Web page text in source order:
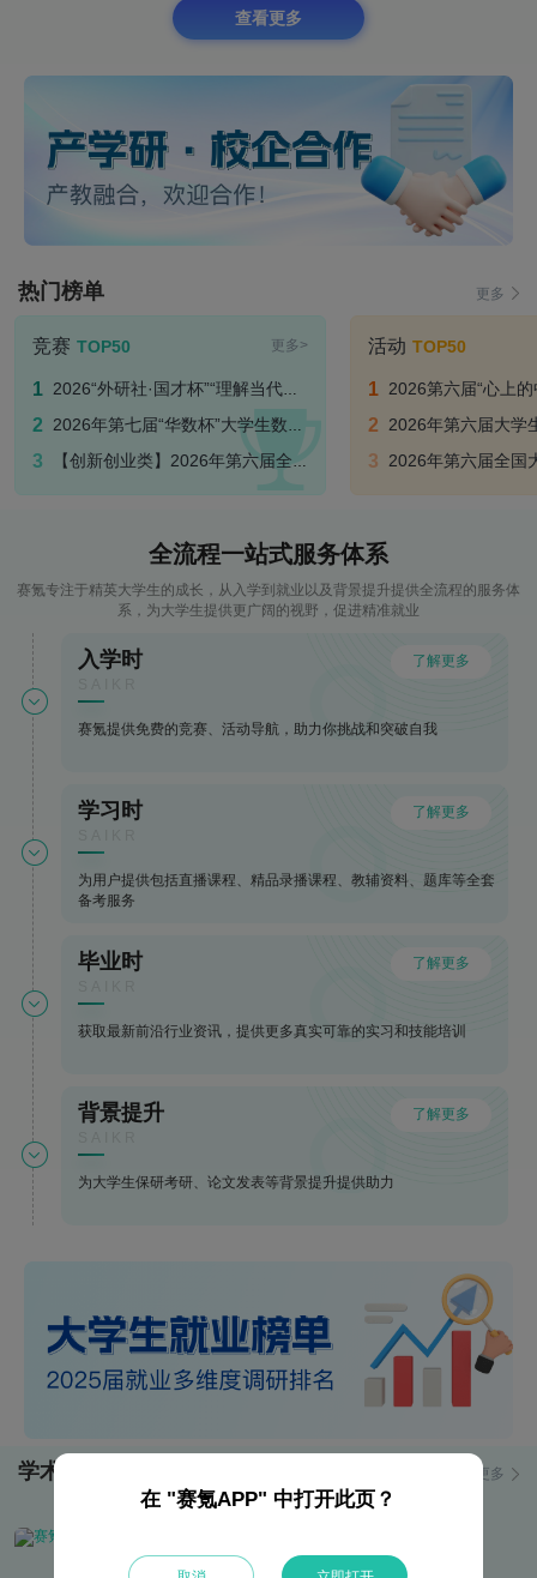
查看更多
热门榜单 更多
竞赛 TOP50 更多>
2026“外研社·国才杯”“理解当代中国” 外语能力公开赛
2026年第七届“华数杯”大学生数学建模竞赛
【创新创业类】2026年第六届全国大学生技术创新创业大赛-国赛
活动 TOP50
2026第六届“心上的中国” 全国
2026年第六届大学生生态环境保
2026年第六届全国大学生技
全流程一站式服务体系
赛氪专注于精英大学生的成长，从入学到就业以及背景提升提供全流程的服务体
系，为大学生提供更广阔的视野，促进精准就业
入学时
赛氪提供免费的竞赛、活动导航，助力你挑战和突破自我
了解更多
学习时
为用户提供包括直播课程、精品录播课程、教辅资料、题库等全套
备考服务
了解更多
毕业时
获取最新前沿行业资讯，提供更多真实可靠的实习和技能培训
了解更多
背景提升
为大学生保研考研、论文发表等背景提升提供助力
了解更多
学术资讯
更多
洞察前沿动态，聚焦热点资讯，感知行业脉络，引领启智未来
在 "赛氪APP" 中打开此页？